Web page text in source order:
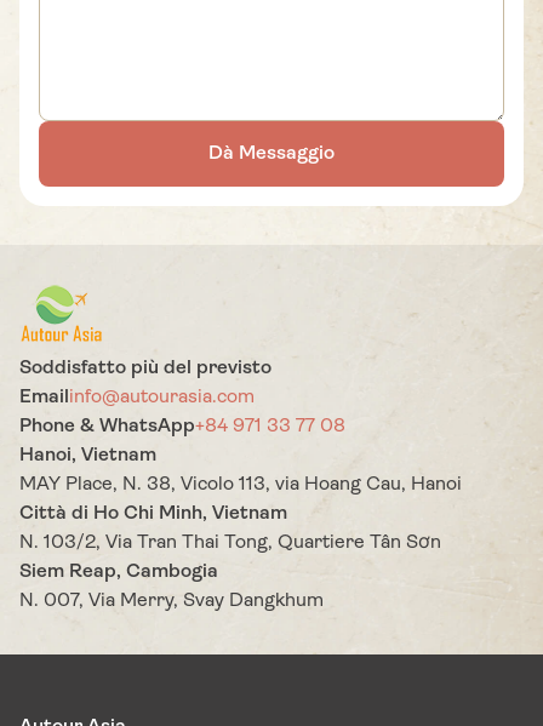
Dà Messaggio
Soddisfatto più del previsto
Email info@autourasia.com
Phone & WhatsApp+84 971 33 77 08
Hanoi, Vietnam
MAY Place, N. 38, Vicolo 113, via Hoang Cau, Hanoi
Città di Ho Chi Minh, Vietnam
N. 103/2, Via Tran Thai Tong, Quartiere Tân Sơn
Siem Reap, Cambogia
N. 007, Via Merry, Svay Dangkhum